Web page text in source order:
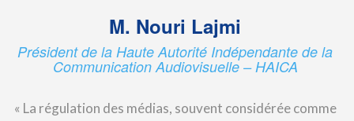
M. Nouri Lajmi
Président de la Haute Autorité Indépendante de la
Communication Audiovisuelle – HAICA
« La régulation des médias, souvent considérée comme